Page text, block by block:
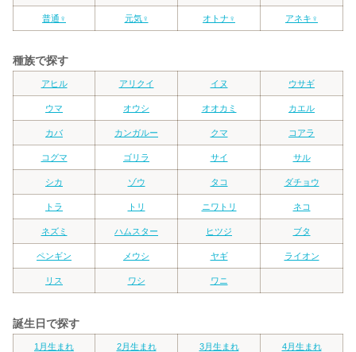
普通♀ 元気♀ オトナ♀ アネキ♀
種族で探す
アヒル アリクイ イヌ ウサギ
ウマ オウシ オオカミ カエル
カバ カンガルー クマ コアラ
コグマ ゴリラ サイ サル
シカ ゾウ タコ ダチョウ
トラ トリ ニワトリ ネコ
ネズミ ハムスター ヒツジ ブタ
ペンギン メウシ ヤギ ライオン
リス ワシ ワニ
誕生日で探す
1月生まれ 2月生まれ 3月生まれ 4月生まれ